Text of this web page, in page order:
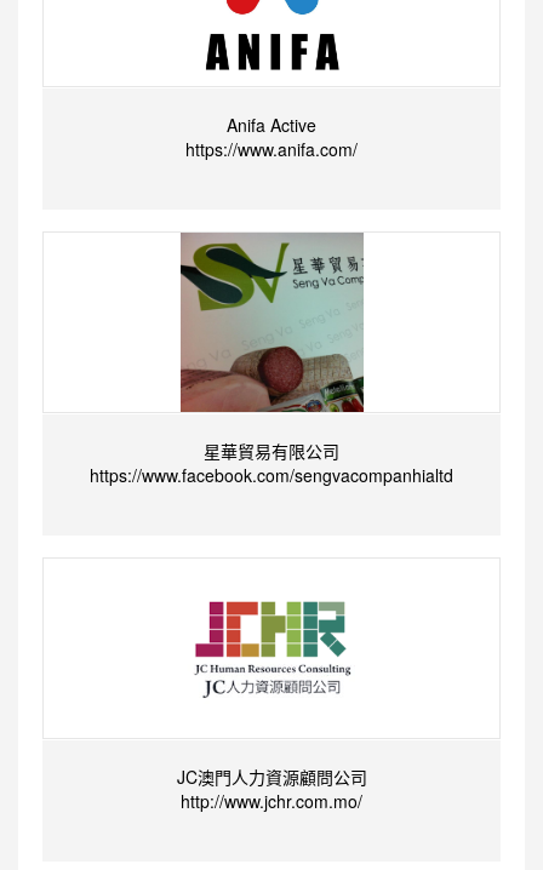
Anifa Active
https://www.anifa.com/
星華貿易有限公司
https://www.facebook.com/sengvacompanhialtd
JC澳門人力資源顧問公司
http://www.jchr.com.mo/